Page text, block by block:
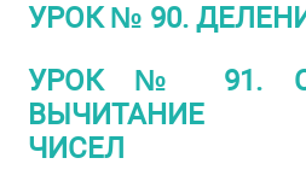
УРОК № 90.
УРОК № 91.
ВЫЧИТАНИЕ
ЧИСЕЛ